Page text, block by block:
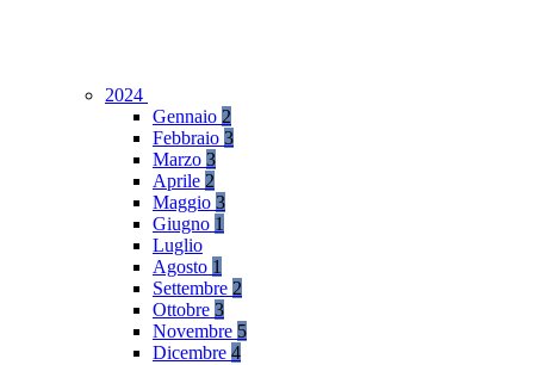
2024
Gennaio 2
Febbraio 3
Marzo 3
Aprile 2
Maggio 3
Giugno 1
Luglio
Agosto 1
Settembre 2
Ottobre 3
Novembre 5
Dicembre 4